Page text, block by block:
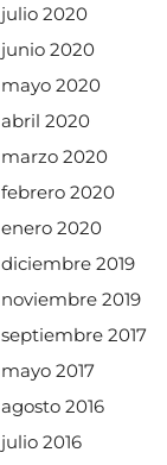
julio 2020
junio 2020
mayo 2020
abril 2020
marzo 2020
febrero 2020
enero 2020
diciembre 2019
noviembre 2019
septiembre 2017
mayo 2017
agosto 2016
julio 2016